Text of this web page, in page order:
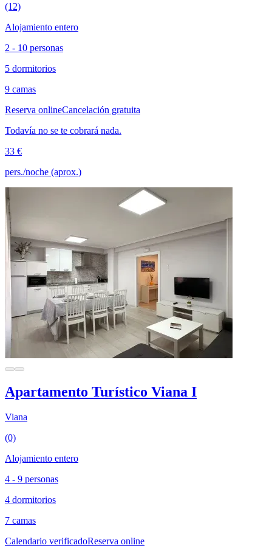
(12)
Alojamiento entero
2 - 10 personas
5 dormitorios
9 camas
Reserva onlineCancelación gratuita
Todavía no se te cobrará nada.
33 €
pers./noche (aprox.)
Apartamento Turístico Viana I
Viana
(0)
Alojamiento entero
4 - 9 personas
4 dormitorios
7 camas
Calendario verificadoReserva online